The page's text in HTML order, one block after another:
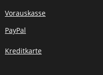
Vorauskasse
PayPal
Kreditkarte